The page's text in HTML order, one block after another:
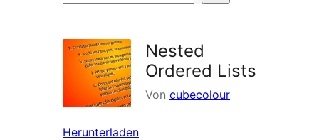
Nested
Ordered Lists
Von cubecolour
Herunterladen